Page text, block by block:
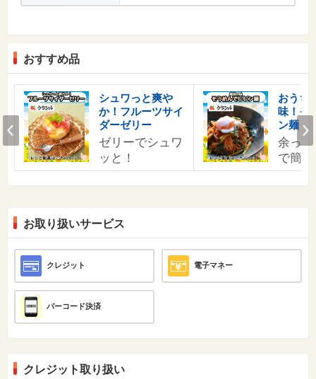
おすすめ品
シュワっと爽や
か！フルーツサイ
ダーゼリー
ゼリーでシュワ
ッと！
おうち
味！そ
ン麺
余っ
で簡
Prev
お取り扱いサービス
クレジット 電子マネー
バーコード決済
クレジット取り扱い